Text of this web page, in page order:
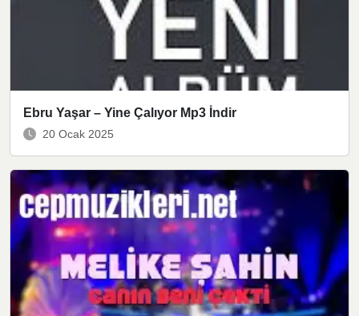
Ebru Yaşar – Yine Çalıyor Mp3 İndir
20 Ocak 2025